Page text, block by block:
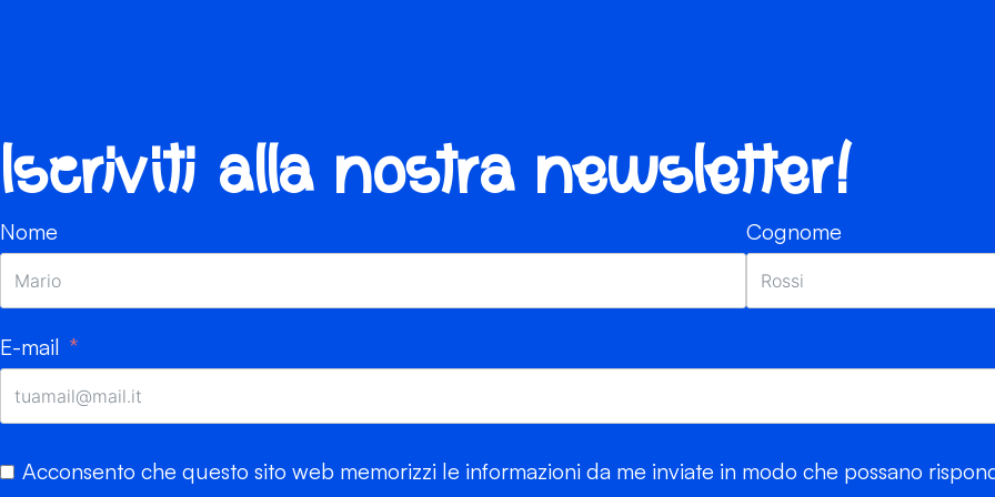
Iscriviti alla nostra newsletter!
Nome Cognome
E-mail
Acconsento che questo sito web memorizzi le informazioni da me inviate in modo che possano